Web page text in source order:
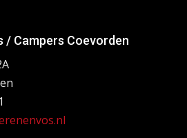
/ Campers Coevorden